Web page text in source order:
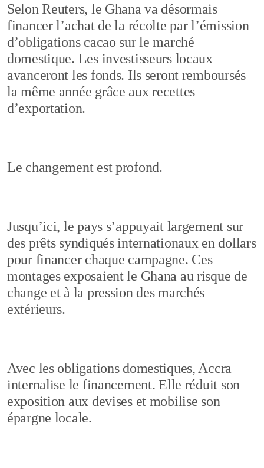
Selon Reuters, le Ghana va désormais
financer l’achat de la récolte par l’émission
d’obligations cacao sur le marché
domestique. Les investisseurs locaux
avanceront les fonds. Ils seront remboursés
la même année grâce aux recettes
d’exportation.
Le changement est profond.
Jusqu’ici, le pays s’appuyait largement sur
des prêts syndiqués internationaux en dollars
pour financer chaque campagne. Ces
montages exposaient le Ghana au risque de
change et à la pression des marchés
extérieurs.
Avec les obligations domestiques, Accra
internalise le financement. Elle réduit son
exposition aux devises et mobilise son
épargne locale.